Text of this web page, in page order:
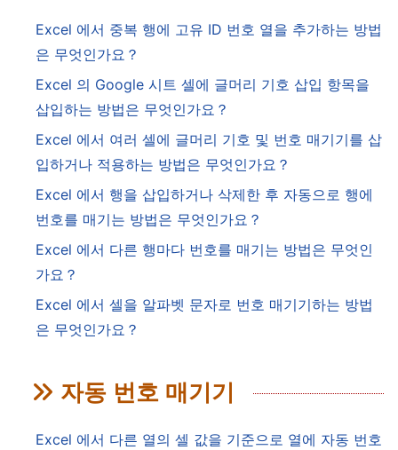
Excel 에서 중복 행에 고유 ID 번호 열을 추가하는 방법
은 무엇인가요？
Excel 의 Google 시트 셀에 글머리 기호 삽입 항목을
삽입하는 방법은 무엇인가요？
Excel 에서 여러 셀에 글머리 기호 및 번호 매기기를 삽
입하거나 적용하는 방법은 무엇인가요？
Excel 에서 행을 삽입하거나 삭제한 후 자동으로 행에
번호를 매기는 방법은 무엇인가요？
Excel 에서 다른 행마다 번호를 매기는 방법은 무엇인
가요？
Excel 에서 셀을 알파벳 문자로 번호 매기기하는 방법
은 무엇인가요？
자동 번호 매기기
Excel 에서 다른 열의 셀 값을 기준으로 열에 자동 번호